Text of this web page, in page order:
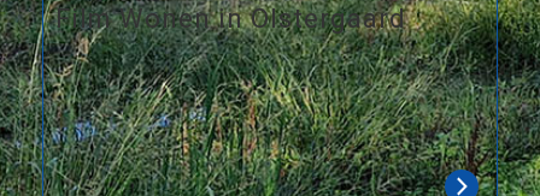
Film Wonen in Olstergaard